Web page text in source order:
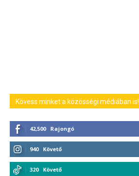
Kövess minket a közösségi médiában is!
42,500 Rajongó
940 Követő
320 Követő